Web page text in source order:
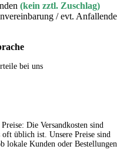
(kein zztl. Zuschlag)
/ evt. Anfallende
bei uns
Die Versandkosten sind
üblich ist. Unsere Preise sind
lokale Kunden oder Bestellungen